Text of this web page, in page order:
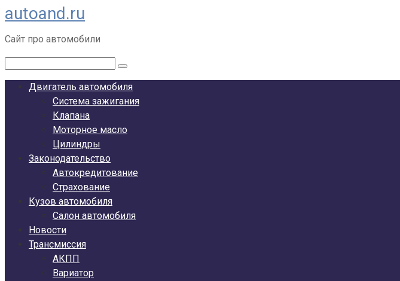
Перейти
к
контенту
autoand.ru
Сайт про автомобили
Двигатель автомобиля
Система зажигания
Клапана
Моторное масло
Цилиндры
Законодательство
Автокредитование
Страхование
Кузов автомобиля
Салон автомобиля
Новости
Трансмиссия
АКПП
Вариатор